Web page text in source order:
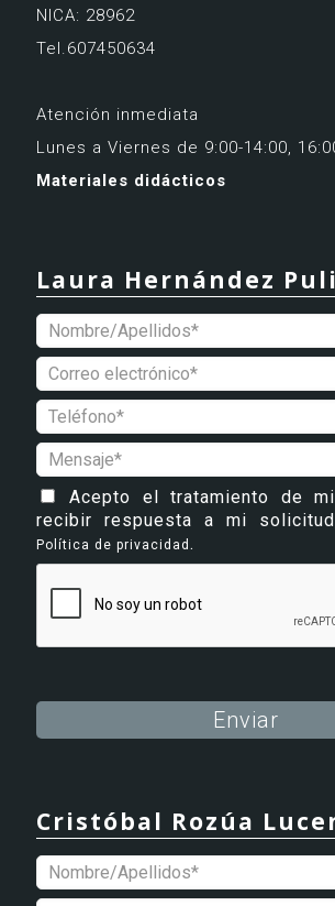
NICA: 28962
Tel.607450634
Atención inmediata
Lunes a Viernes de 9:00-14:00,
Materiales didácticos
Laura Hernández
Acepto el tratamiento de
recibir respuesta a mi
Política de privacidad .
Cristóbal Rozúa